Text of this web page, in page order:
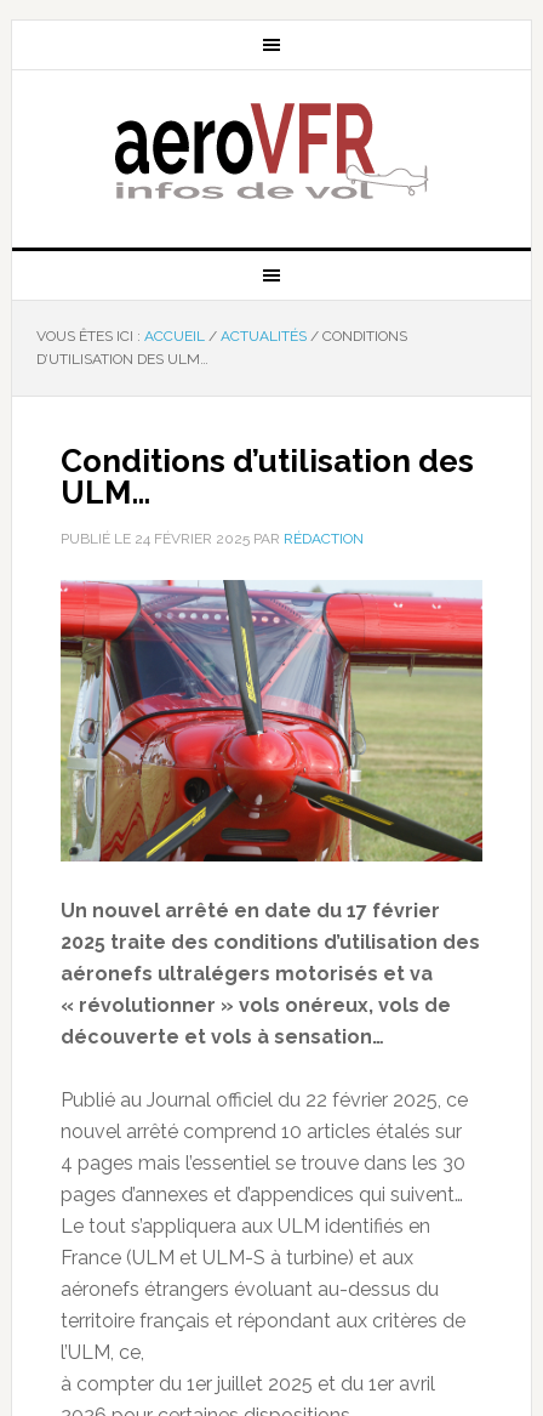
VOUS ÊTES ICI : ACCUEIL / ACTUALITÉS /CONDITIONS
D’UTILISATION DES ULM…
Conditions d’utilisation des
ULM…
PUBLIÉ LE 24 FÉVRIER 2025PAR RÉDACTION
Un nouvel arrêté en date du 17 février
2025 traite des conditions d’utilisation des
aéronefs ultralégers motorisés et va
« révolutionner » vols onéreux, vols de
découverte et vols à sensation…
Publié au Journal officiel du 22 février 2025, ce
nouvel arrêté comprend 10 articles étalés sur
4 pages mais l’essentiel se trouve dans les 30
pages d’annexes et d’appendices qui suivent…
Le tout s’appliquera aux ULM identifiés en
France (ULM et ULM-S à turbine) et aux
aéronefs étrangers évoluant au-dessus du
territoire français et répondant aux critères de
l’ULM, ce,
à compter du 1er juillet 2025 et du 1er avril